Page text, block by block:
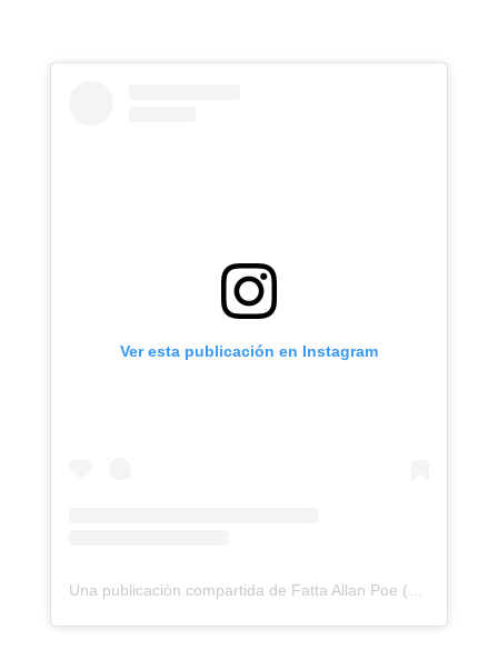
Ver esta publicación en Instagram
Una publicación compartida de Fatta Allan Poe (@tanzania_poe)